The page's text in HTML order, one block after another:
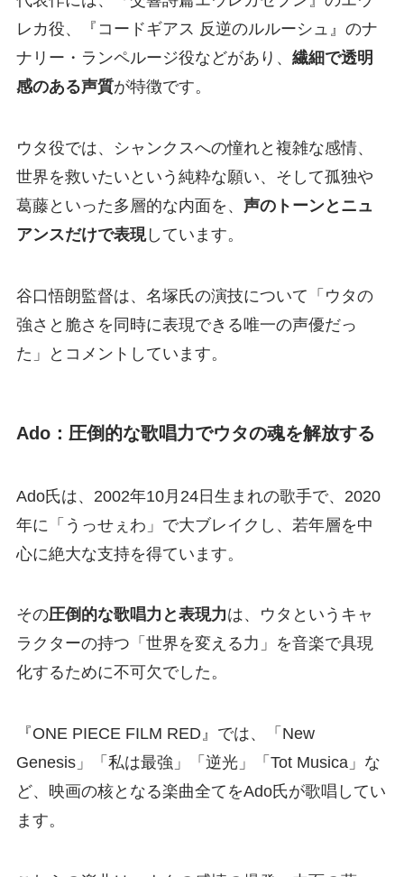
レカ役、『コードギアス 反逆のルルーシュ』のナ
ナリー・ランペルージ役などがあり、 繊細で透明
感のある声質が特徴です。
ウタ役では、シャンクスへの憧れと複雑な感情、
世界を救いたいという純粋な願い、そして孤独や
葛藤といった多層的な内面を、 声のトーンとニュ
アンスだけで表現しています。
谷口悟朗監督は、名塚氏の演技について「ウタの
強さと脆さを同時に表現できる唯一の声優だっ
た」とコメントしています。
Ado：圧倒的な歌唱力でウタの魂を解放する
Ado氏は、2002年10月24日生まれの歌手で、2020
年に「うっせぇわ」で大ブレイクし、若年層を中
心に絶大な支持を得ています。
その圧倒的な歌唱力と表現力は、ウタというキャ
ラクターの持つ「世界を変える力」を音楽で具現
化するために不可欠でした。
『ONE PIECE FILM RED』では、「New
Genesis」「私は最強」「逆光」「Tot Musica」な
ど、映画の核となる楽曲全てをAdo氏が歌唱してい
ます。